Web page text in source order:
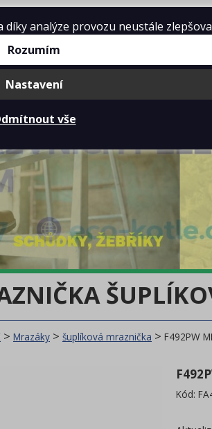
> Mrazáky > šuplíková mraznička > F492PW
Kód:
analýze provozu neustále
Rozumím
Nastavení
vše